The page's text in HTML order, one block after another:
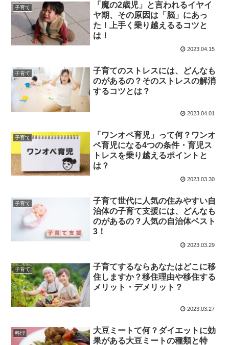
子育て
「魔の2歳児」と言われるイヤイ
ヤ期、その原因は「脳」にあっ
た！上手く乗り越えるるコツと
は！
2023.04.15
子育て
子育てのストレスには、どんなも
のがあるの？そのストレスの解消
するコツとは？
2023.04.01
子育て
「ワンオペ育児」って何？ワンオ
ペ育児になる4つの条件・育児ス
トレスを乗り越えるポイントと
は？
2023.03.30
子育て
子育て世代に人気の住みやすい自
治体の子育て支援には、どんなも
のがあるの？人気の自治体ベスト
3！
2023.03.29
子育て
子育てするならあなたはどこに移
住しますか？移住理由や移住する
メリット・デメリット？
2023.03.27
料理
大豆ミートて何？ダイエットに効
果がある大豆ミートの種類と特